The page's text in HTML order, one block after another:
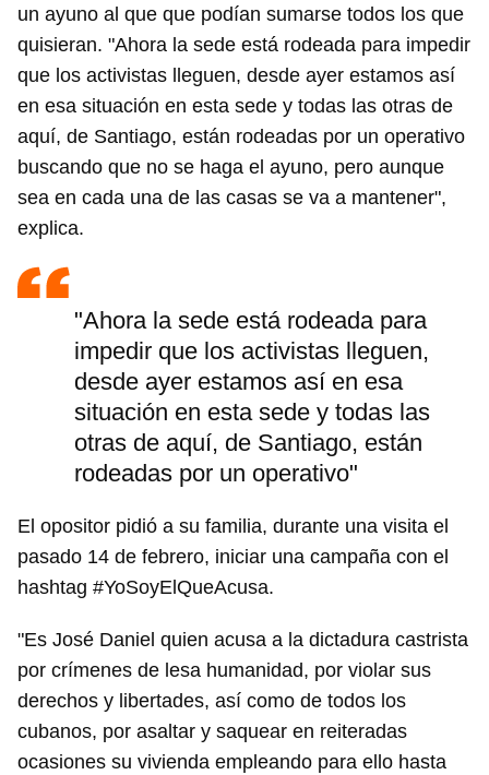
Guardar como favorito
Para poder guardar como favorito, primero has de
iniciar sesión con tu cuenta de 14ymedio.
un ayuno al que que podían sumarse todos los que
quisieran. "Ahora la sede está rodeada para impedir
que los activistas lleguen, desde ayer estamos así
en esa situación en esta sede y todas las otras de
aquí, de Santiago, están rodeadas por un operativo
buscando que no se haga el ayuno, pero aunque
sea en cada una de las casas se va a mantener",
explica.
"Ahora la sede está rodeada para
impedir que los activistas lleguen,
desde ayer estamos así en esa
situación en esta sede y todas las
otras de aquí, de Santiago, están
rodeadas por un operativo"
El opositor pidió a su familia, durante una visita el
pasado 14 de febrero, iniciar una campaña con el
hashtag #YoSoyElQueAcusa.
"Es José Daniel quien acusa a la dictadura castrista
por crímenes de lesa humanidad, por violar sus
derechos y libertades, así como de todos los
cubanos, por asaltar y saquear en reiteradas
ocasiones su vivienda empleando para ello hasta